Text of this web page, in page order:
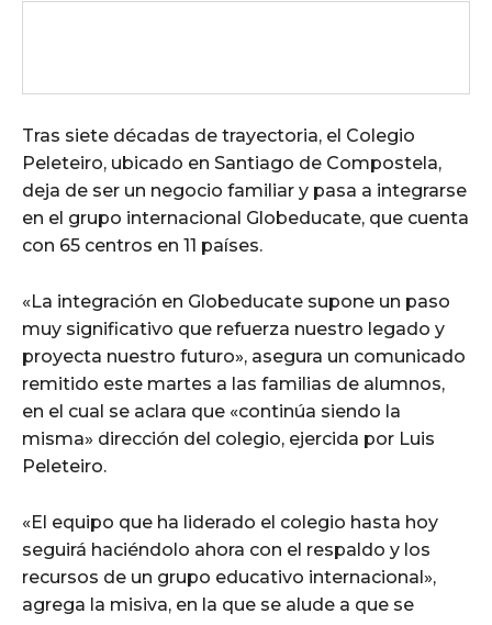
Tras siete décadas de trayectoria, el Colegio
Peleteiro, ubicado en Santiago de Compostela,
deja de ser un negocio familiar y pasa a integrarse
en el grupo internacional Globeducate, que cuenta
con 65 centros en 11 países.
«La integración en Globeducate supone un paso
muy significativo que refuerza nuestro legado y
proyecta nuestro futuro», asegura un comunicado
remitido este martes a las familias de alumnos,
en el cual se aclara que «continúa siendo la
misma» dirección del colegio, ejercida por Luis
Peleteiro.
«El equipo que ha liderado el colegio hasta hoy
seguirá haciéndolo ahora con el respaldo y los
recursos de un grupo educativo internacional»,
agrega la misiva, en la que se alude a que se